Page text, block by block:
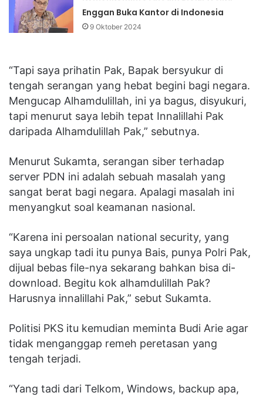
Enggan Buka Kantor di Indonesia
9 Oktober 2024
“Tapi saya prihatin Pak, Bapak bersyukur di
tengah serangan yang hebat begini bagi negara.
Mengucap Alhamdulillah, ini ya bagus, disyukuri,
tapi menurut saya lebih tepat Innalillahi Pak
daripada Alhamdulillah Pak,” sebutnya.
Menurut Sukamta, serangan siber terhadap
server PDN ini adalah sebuah masalah yang
sangat berat bagi negara. Apalagi masalah ini
menyangkut soal keamanan nasional.
“Karena ini persoalan national security, yang
saya ungkap tadi itu punya Bais, punya Polri Pak,
dijual bebas file-nya sekarang bahkan bisa di-
download. Begitu kok alhamdulillah Pak?
Harusnya innalillahi Pak,” sebut Sukamta.
Politisi PKS itu kemudian meminta Budi Arie agar
tidak menganggap remeh peretasan yang
tengah terjadi.
“Yang tadi dari Telkom, Windows, backup apa,